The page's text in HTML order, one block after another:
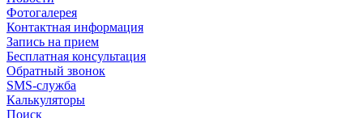
Фотогалерея
Контактная информация
Запись на прием
Бесплатная консультация
Обратный звонок
SMS-служба
Калькуляторы
Поиск